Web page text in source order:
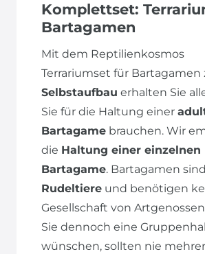
Komplettset:
Bartagamen
Mit dem Reptilienkosmos
Terrariumset für Bartagamen
Selbstaufbau erhalten Sie
Sie für die Haltung einer
Bartagame brauchen. Wir
die Haltung einer einzelnen
Bartagame. Bartagamen sind
Rudeltiere und benötigen
Gesellschaft von
Sie dennoch eine
wünschen, sollten nie